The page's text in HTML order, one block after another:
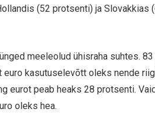
(52 protsenti) ja Slovakkias
meeleolud ühisraha suhtes.
euro kasutuselevõtt oleks nende
eurot peab heaks 28 protsenti.
oleks hea.